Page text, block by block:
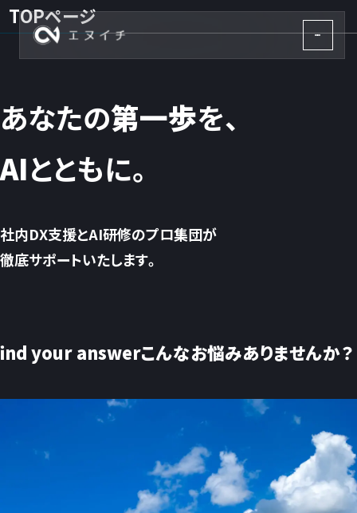
TOPページ
あなたの第一歩を、
AIとともに。
社内DX支援とAI研修のプロ集団が
徹底サポートいたします。
your answerこんなお悩みありませんか？